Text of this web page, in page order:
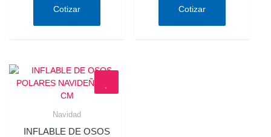
deCotizar
deCotizar
Navidad
INFLABLE DE OSOS